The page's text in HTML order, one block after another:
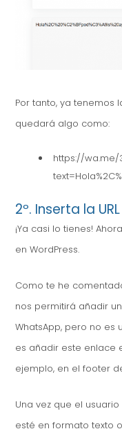
Por tanto, ya tenemos
quedará algo como:
https://
2º. Inserta la
¡Ya casi lo tienes!
en WordPress.
Como te he
nos permitirá añadir
WhatsApp, pero no es
es añadir este enlace
ejemplo, en el footer
Una vez que el
esté en formato texto